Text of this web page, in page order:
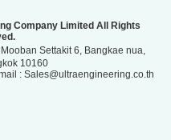
Company Limited All Rights
Settakit 6, Bangkae nua,
10160
: Sales@ultraengineering.co.th